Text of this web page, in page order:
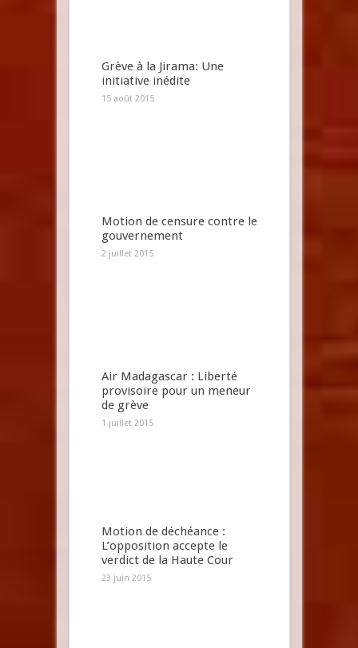
Grève à la Jirama: Une
initiative inédite
15 août 2015
Motion de censure contre le
gouvernement
2 juillet 2015
Air Madagascar : Liberté
provisoire pour un meneur
de grève
1 juillet 2015
Motion de déchéance :
L’opposition accepte le
verdict de la Haute Cour
23 juin 2015